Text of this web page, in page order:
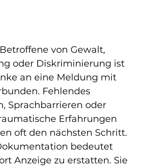
von Gewalt,
oder Diskriminierung ist
an eine Meldung mit
Fehlendes
Sprachbarrieren oder
Erfahrungen
oft den nächsten Schritt.
bedeutet
Anzeige zu erstatten. Sie